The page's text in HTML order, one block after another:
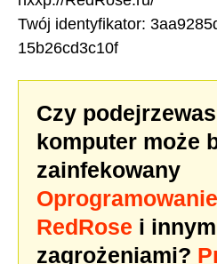
Twój identyfikator:
15b26cd3c10f
Czy
komputer może
zainfekowany
RedRose i
zagrożeniami?